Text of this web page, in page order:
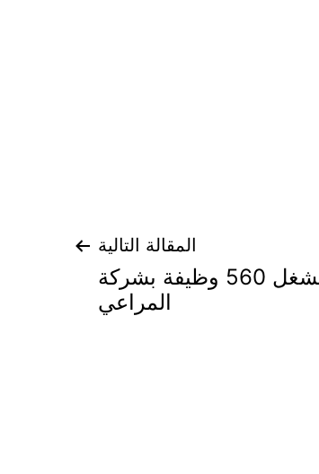
المقالة التالية
غرفة الشرقية تنظم لقاءً لشغل 560 وظيفة بشركة
المراعي